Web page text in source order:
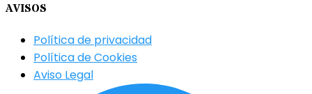
AVISOS
Política de privacidad
Política de Cookies
Aviso Legal